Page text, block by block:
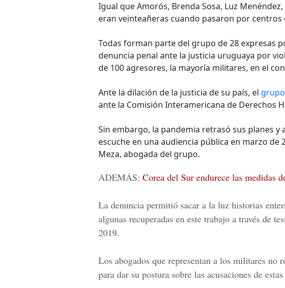
Igual que Amorós, Brenda Sosa, Luz
eran veinteañeras cuando pasaron por
Todas forman parte del grupo de 28 expresas
denuncia penal ante la justicia uruguaya por
de 100 agresores, la mayoría militares, en el
Ante la dilación de la justicia de su país, el grupo
ante la Comisión Interamericana de Derechos
Sin embargo, la pandemia retrasó sus planes y
escuche en una audiencia pública en marzo de
Meza, abogada del grupo.
ADEMÁS: Corea del Sur endurece las medidas
La denuncia permitió sacar a la luz historias
algunas recuperadas en este trabajo a través de
2019.
Los abogados que representan a los militares no
para dar su postura sobre las acusaciones de